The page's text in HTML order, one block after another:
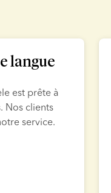
langue
est prête à
Nos clients
service.